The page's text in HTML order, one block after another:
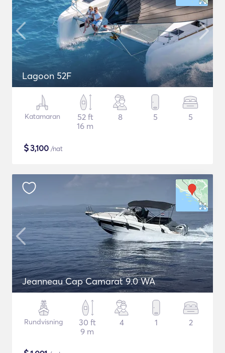
Lagoon 52F
Katamaran
52 ft
16 m
8 5 5
$3,100 /nat
Jeanneau Cap Camarat 9.0 WA
Rundvisning
30 ft
9 m
4 1 2